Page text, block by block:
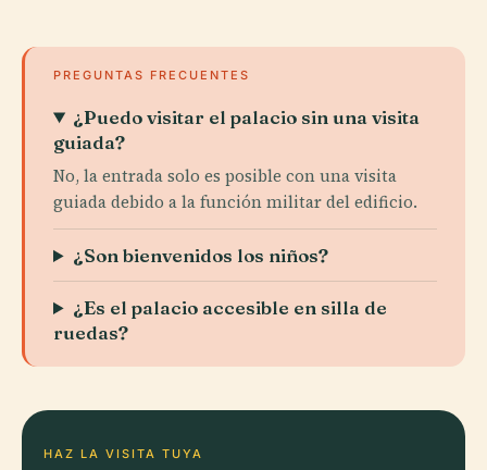
PREGUNTAS FRECUENTES
¿Puedo visitar el palacio sin una visita
guiada?
No, la entrada solo es posible con una visita
guiada debido a la función militar del edificio.
¿Son bienvenidos los niños?
¿Es el palacio accesible en silla de
ruedas?
HAZ LA VISITA TUYA